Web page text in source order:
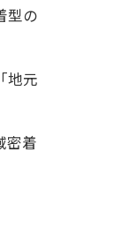
型の
地元
密着